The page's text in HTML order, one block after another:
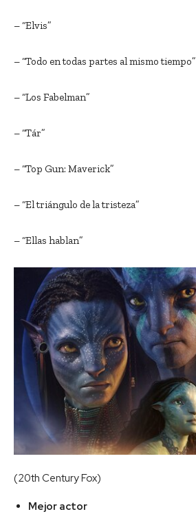
– “Elvis”
– “Todo en todas partes al mismo tiempo”
– “Los Fabelman”
– “Tár”
– “Top Gun: Maverick”
– “El triángulo de la tristeza”
– “Ellas hablan”
(20th Century Fox)
Mejor actor